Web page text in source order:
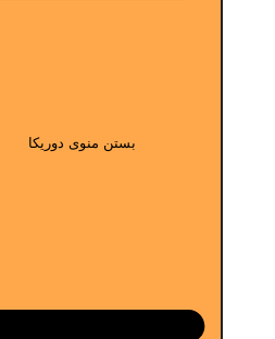
بستن منوی دوریکا